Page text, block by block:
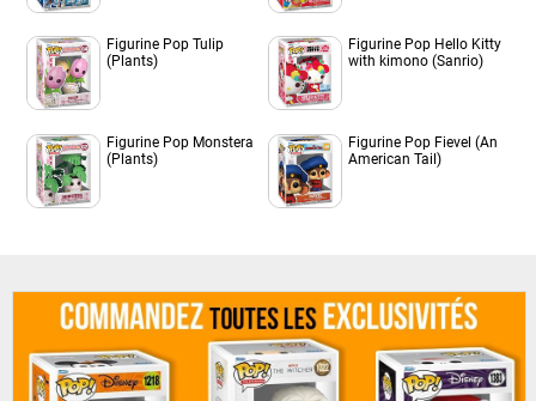
Figurine Pop Tulip
(Plants)
Figurine Pop Hello Kitty
with kimono (Sanrio)
Figurine Pop Monstera
(Plants)
Figurine Pop Fievel (An
American Tail)